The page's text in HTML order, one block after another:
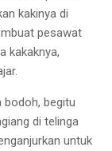
kakinya di
pesawat
kakaknya,
bodoh, begitu
di telinga
untuk